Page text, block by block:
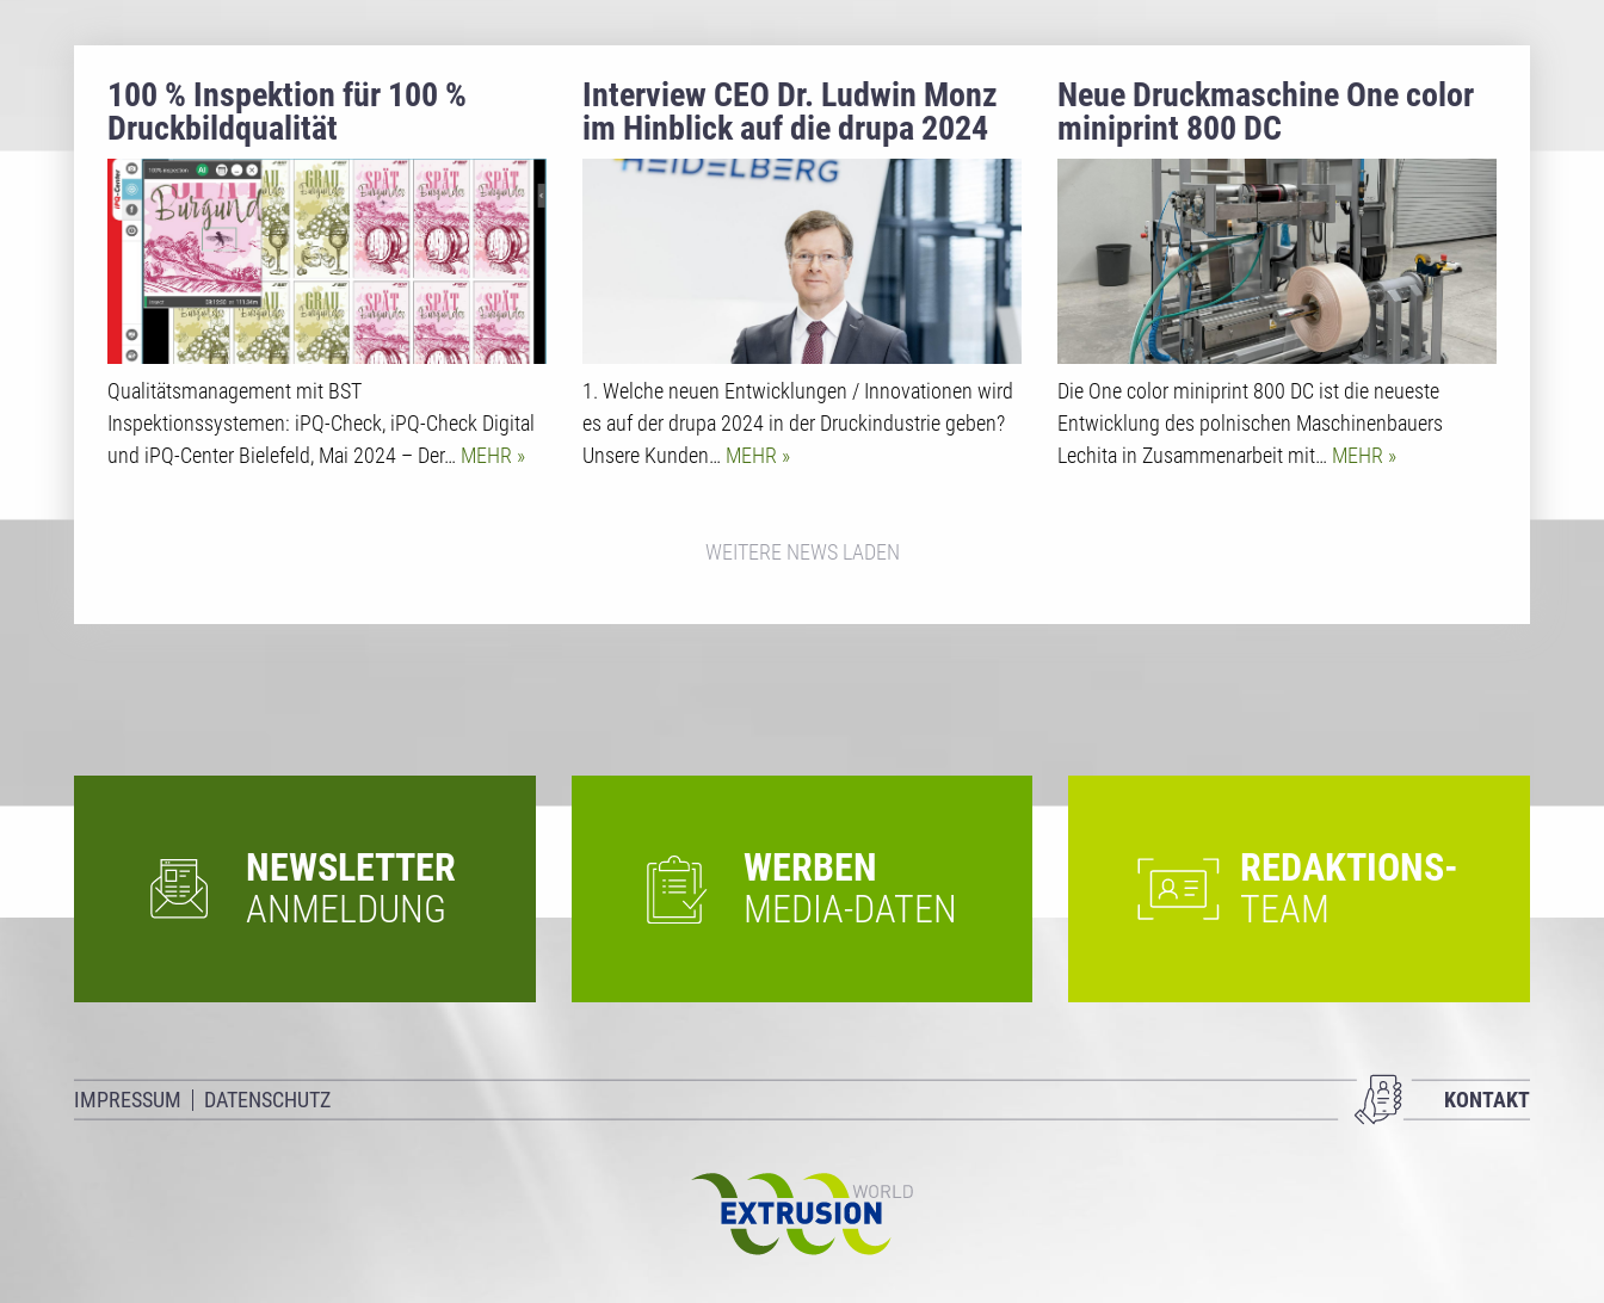
100 % Inspektion für 100 %
Druckbildqualität
Qualitätsmanagement mit BST
Inspektionssystemen: iPQ-Check, iPQ-Check Digital
und iPQ-Center Bielefeld, Mai 2024 – Der… MEHR
Interview CEO Dr. Ludwin Monz
im Hinblick auf die drupa 2024
1. Welche neuen Entwicklungen / Innovationen wird
es auf der drupa 2024 in der Druckindustrie geben?
Unsere Kunden… MEHR
Neue Druckmaschine One color
miniprint 800 DC
Die One color miniprint 800 DC ist die neueste
Entwicklung des polnischen Maschinenbauers
Lechita in Zusammenarbeit mit… MEHR
WEITERE NEWS LADEN
NEWSLETTER
ANMELDUNG
WERBEN
MEDIA-DATEN
REDAKTIONS-
TEAM
IMPRESSUM DATENSCHUTZ KONTAKT